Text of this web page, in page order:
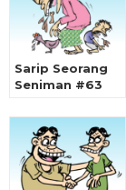
Sarip Seorang
Seniman #63